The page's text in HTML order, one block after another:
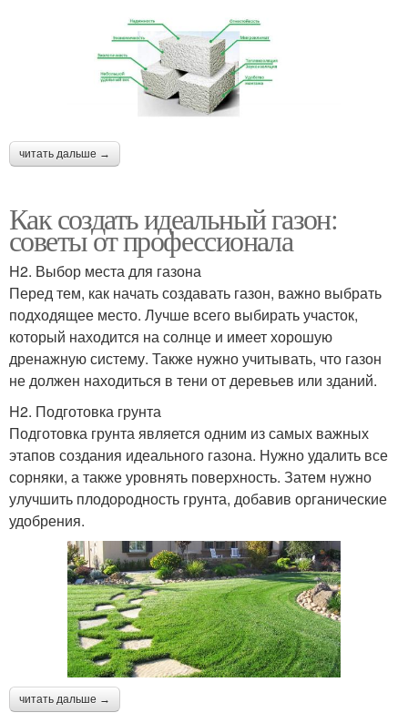
читать дальше →
Как создать идеальный газон:
советы от профессионала
H2. Выбор места для газона
Перед тем, как начать создавать газон, важно выбрать
подходящее место. Лучше всего выбирать участок,
который находится на солнце и имеет хорошую
дренажную систему. Также нужно учитывать, что газон
не должен находиться в тени от деревьев или зданий.
H2. Подготовка грунта
Подготовка грунта является одним из самых важных
этапов создания идеального газона. Нужно удалить все
сорняки, а также уровнять поверхность. Затем нужно
улучшить плодородность грунта, добавив органические
удобрения.
читать дальше →